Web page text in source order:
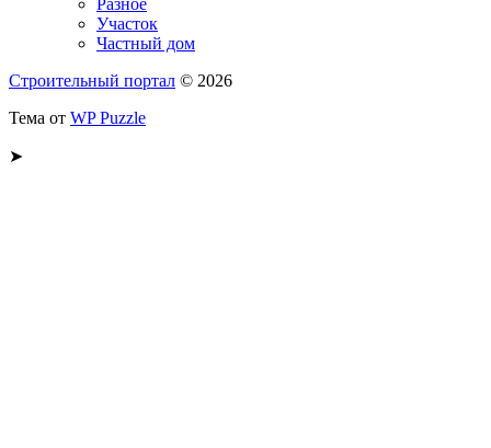
Участок
Частный дом
Строительный портал © 2026
Тема от WP Puzzle
➤